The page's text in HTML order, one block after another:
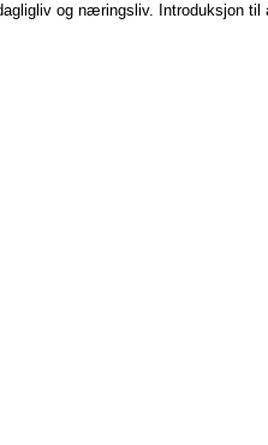
og næringsliv. Introduksjon